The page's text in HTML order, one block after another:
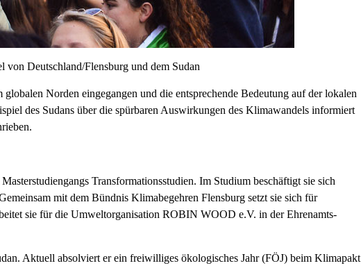
Deutschland/Flensburg und dem Sudan
Norden eingegangen und die entsprechende Bedeutung auf der lokalen
des Sudans über die spürbaren Auswirkungen des Klimawandels informiert
Transformationsstudien. Im Studium beschäftigt sie sich
mit dem Bündnis Klimabegehren Flensburg setzt sie sich für
sie für die Umweltorganisation ROBIN WOOD e.V. in der Ehrenamts-
Aktuell absolviert er ein freiwilliges ökologisches Jahr (FÖJ) beim Klimapakt